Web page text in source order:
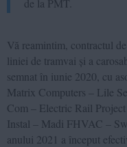
de la PMT.
Vă reamintim, contractul
liniei de tramvai și a
semnat în iunie 2020, cu
Matrix Computers – Lile
Com – Electric Rail
Instal – Madi FHVAC –
anului 2021 a început